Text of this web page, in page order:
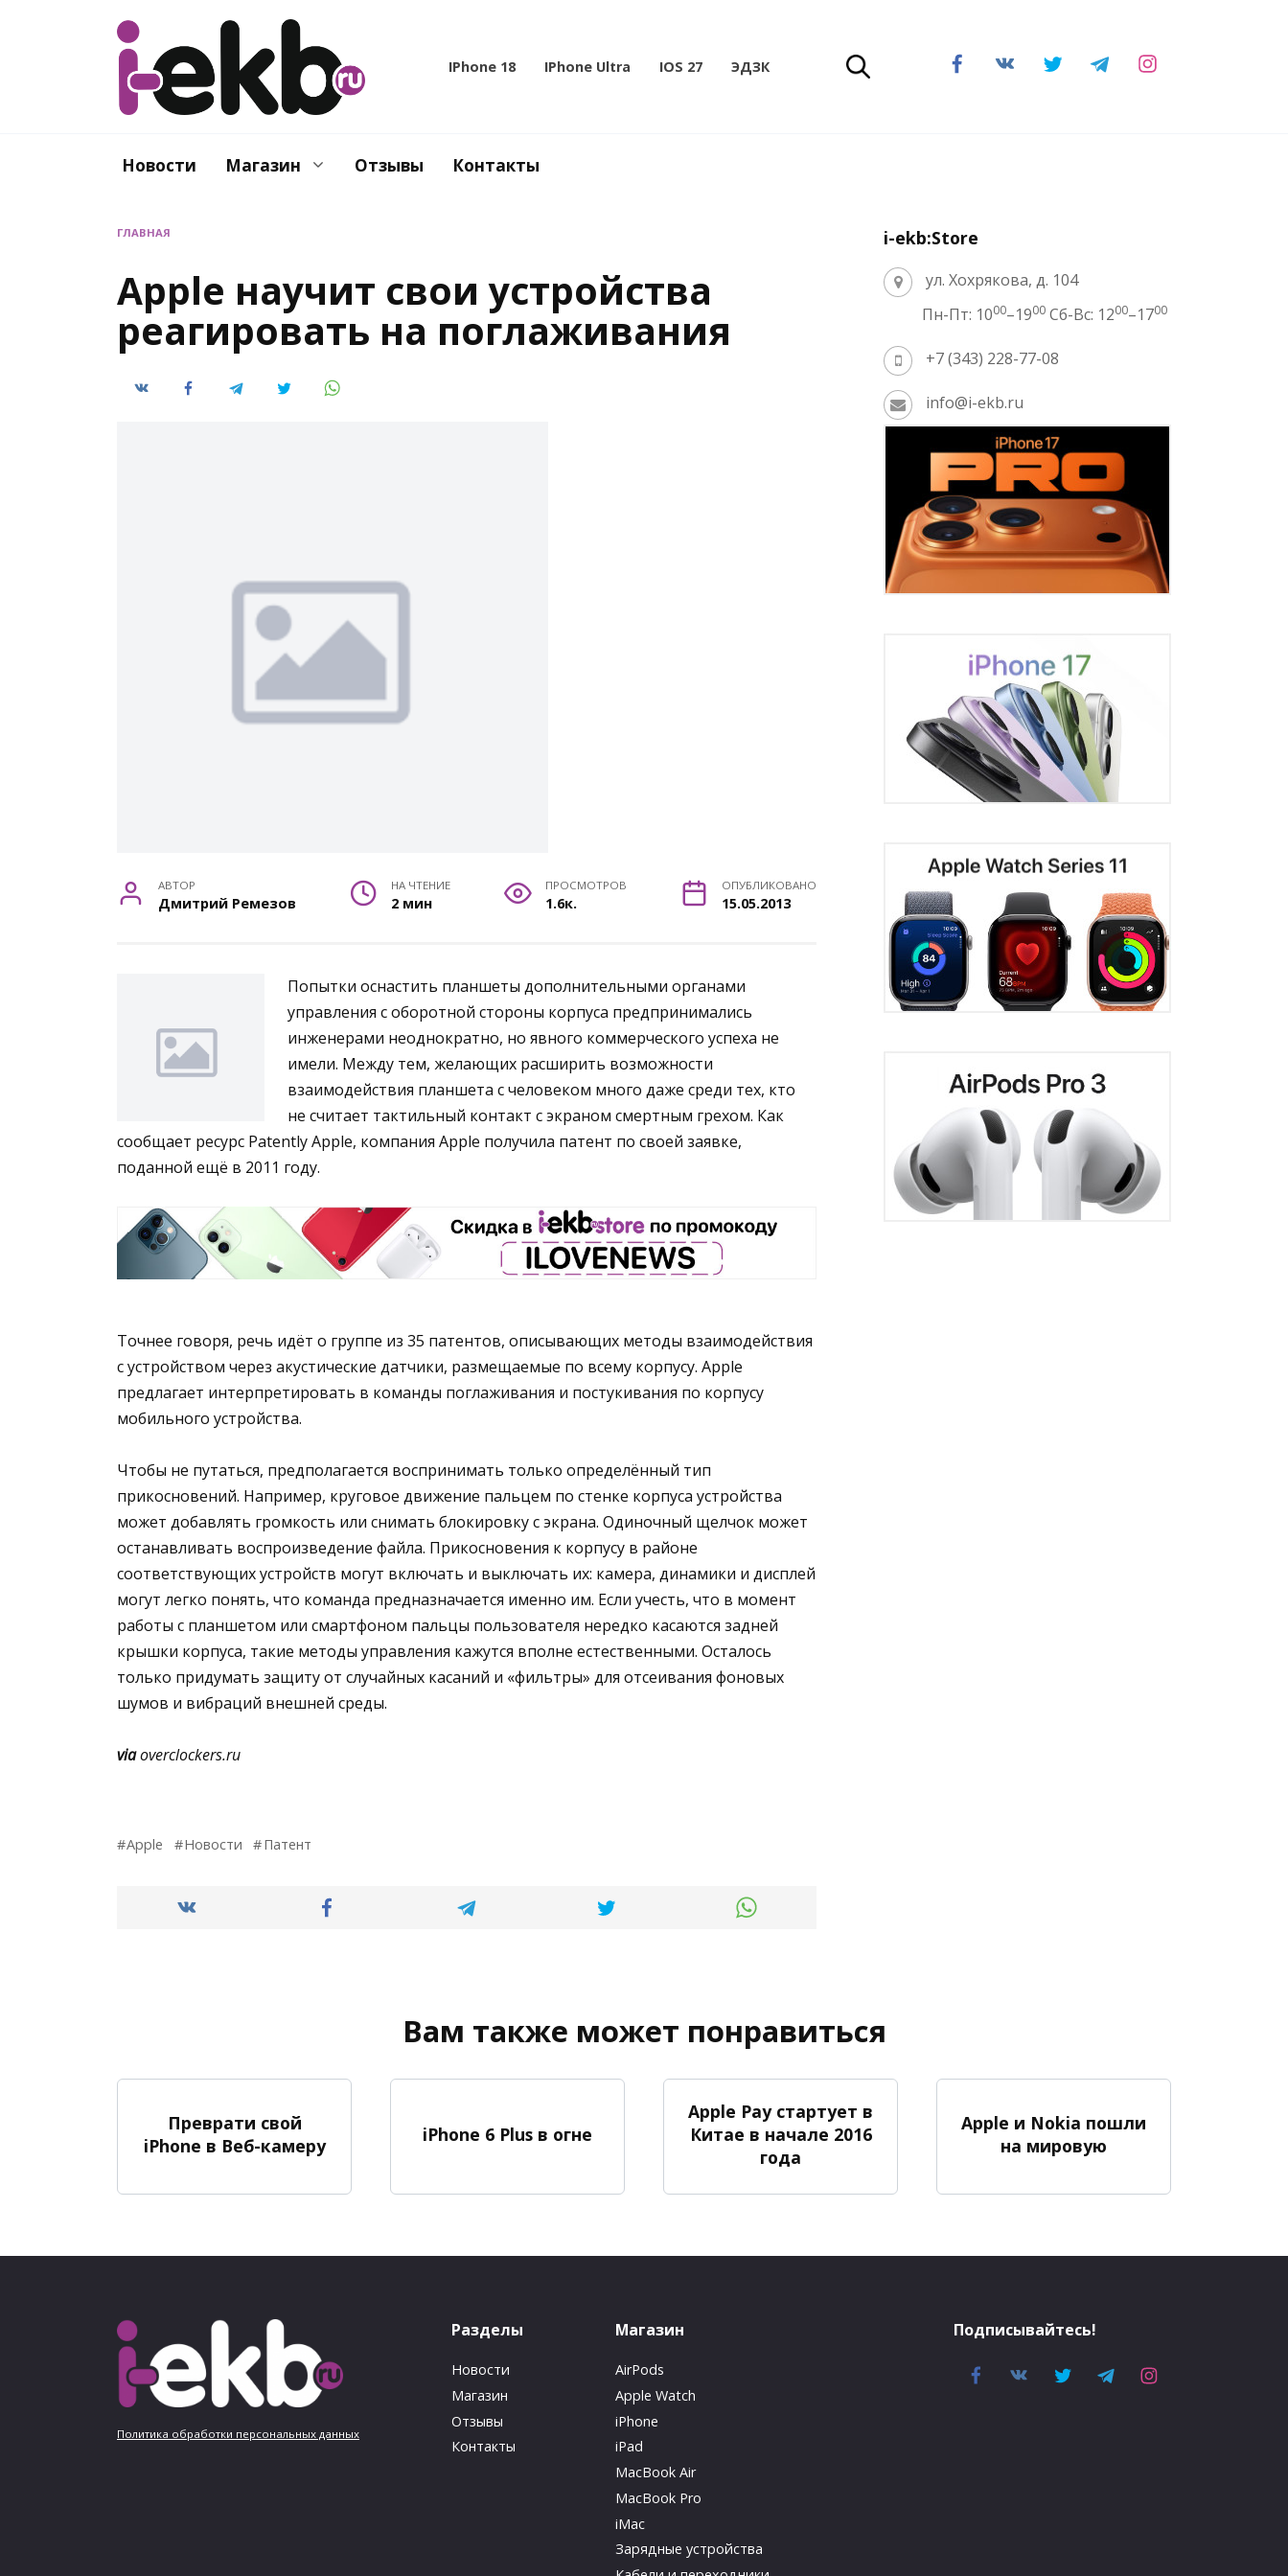
IPhone 18 IPhone Ultra IOS 27 ЭДЗК
Новости Магазин Отзывы Контакты
ГЛАВНАЯ
Apple научит свои устройства
реагировать на поглаживания
АВТОР
Дмитрий Ремезов
НА ЧТЕНИЕ
2 мин
ПРОСМОТРОВ
1.6к.
ОПУБЛИКОВАНО
15.05.2013
Попытки оснастить планшеты дополнительными органами
управления с оборотной стороны корпуса предпринимались
инженерами неоднократно, но явного коммерческого успеха не
имели. Между тем, желающих расширить возможности
взаимодействия планшета с человеком много даже среди тех, кто
не считает тактильный контакт с экраном смертным грехом. Как
сообщает ресурс Patently Apple, компания Apple получила патент по своей заявке,
поданной ещё в 2011 году.
Точнее говоря, речь идёт о группе из 35 патентов, описывающих методы взаимодействия
с устройством через акустические датчики, размещаемые по всему корпусу. Apple
предлагает интерпретировать в команды поглаживания и постукивания по корпусу
мобильного устройства.
Чтобы не путаться, предполагается воспринимать только определённый тип
прикосновений. Например, круговое движение пальцем по стенке корпуса устройства
может добавлять громкость или снимать блокировку с экрана. Одиночный щелчок может
останавливать воспроизведение файла. Прикосновения к корпусу в районе
соответствующих устройств могут включать и выключать их: камера, динамики и дисплей
могут легко понять, что команда предназначается именно им. Если учесть, что в момент
работы с планшетом или смартфоном пальцы пользователя нередко касаются задней
крышки корпуса, такие методы управления кажутся вполне естественными. Осталось
только придумать защиту от случайных касаний и «фильтры» для отсеивания фоновых
шумов и вибраций внешней среды.
viaoverclockers.ru
Apple Новости Патент
i-ekb:Store
ул. Хохрякова, д. 104
Пн-Пт: 1000–1900 Сб-Вс: 1200–1700
+7 (343) 228-77-08
info@i-ekb.ru
Вам также может понравиться
Преврати свой
iPhone в Веб-камеру
iPhone 6 Plus в огне
Apple Pay стартует в
Китае в начале 2016
года
Apple и Nokia пошли
на мировую
Политика обработки персональных данных
Разделы
Новости
Магазин
Отзывы
Контакты
Магазин
AirPods
Apple Watch
iPhone
iPad
MacBook Air
MacBook Pro
iMac
Зарядные устройства
Подписывайтесь!